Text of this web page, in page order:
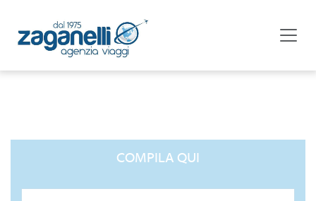
COMPILA QUI